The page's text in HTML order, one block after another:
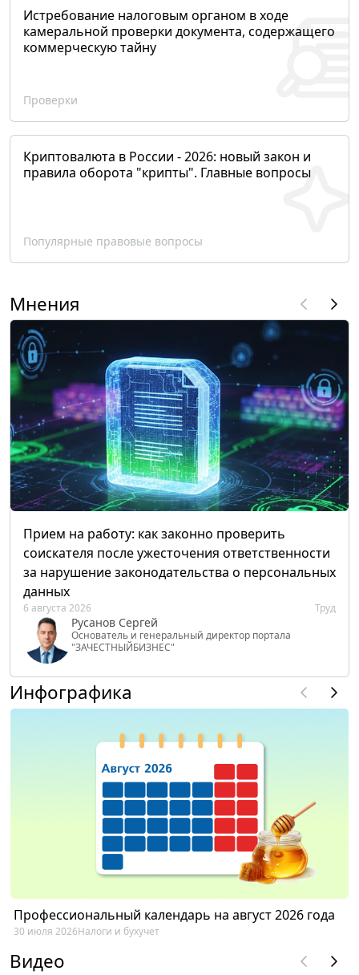
Истребование налоговым органом в ходе
камеральной проверки документа, содержащего
коммерческую тайну
Проверки
Криптовалюта в России - 2026: новый закон и
правила оборота "крипты". Главные вопросы
Популярные правовые вопросы
Мнения
Прием на работу: как законно проверить
соискателя после ужесточения ответственности
за нарушение законодательства о персональных
данных
6 августа 2026 Труд
Русанов Сергей
Основатель и генеральный директор портала
"ЗАЧЕСТНЫЙБИЗНЕС"
Инфографика
Профессиональный календарь на август 2026 года
30 июля 2026Налоги и бухучет
Видео